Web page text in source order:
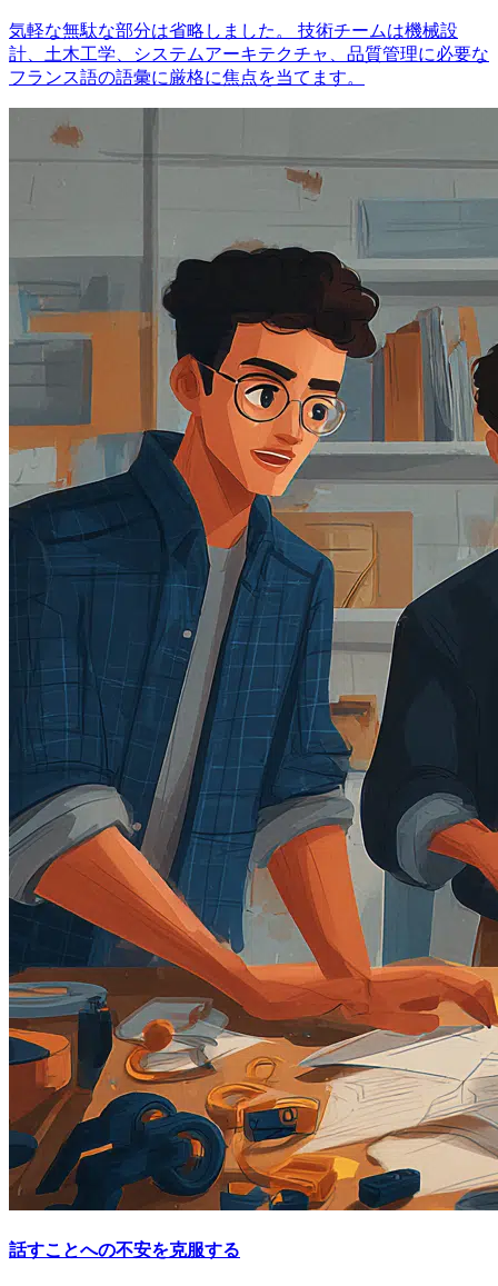
気軽な無駄な部分は省略しました。 技術チームは機械設
計、土木工学、システムアーキテクチャ、品質管理に必要な
フランス語の語彙に厳格に焦点を当てます。
話すことへの不安を克服する